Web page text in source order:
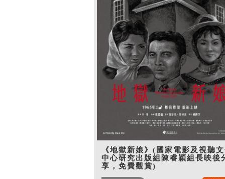
《地獄新娘》(國家電影及視聽
中心研究出版組陳睿穎組長映後
享，免費觀賞)